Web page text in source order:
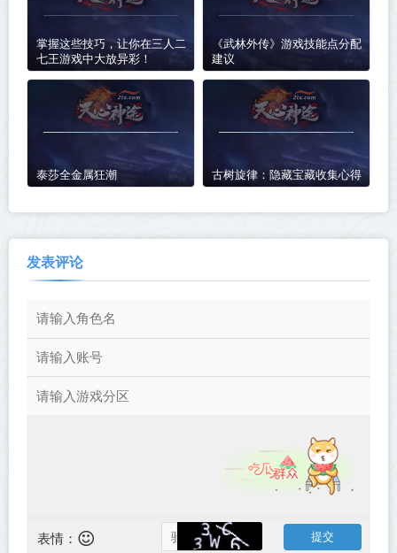
掌握这些技巧，让你在三人二
七王游戏中大放异彩！
《武林外传》游戏技能点分配
建议
泰莎全金属狂潮 古树旋律：隐藏宝藏收集心得
发表评论
表情：